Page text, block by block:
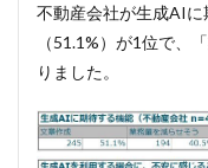
不動産会社が生成AIに
（51.1%）が1位で、
りました。